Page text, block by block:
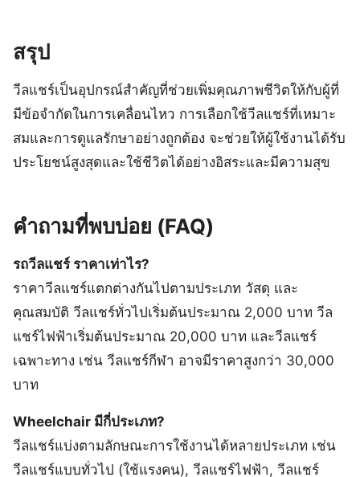
สรุป
วีลแชร์เป็นอุปกรณ์สำคัญที่ช่วยเพิ่มคุณภาพชีวิตให้กับผู้ที่
มีข้อจำกัดในการเคลื่อนไหว การเลือกใช้วีลแชร์ที่เหมาะ
สมและการดูแลรักษาอย่างถูกต้อง จะช่วยให้ผู้ใช้งานได้รับ
ประโยชน์สูงสุดและใช้ชีวิตได้อย่างอิสระและมีความสุข
คำถามที่พบบ่อย (FAQ)
รถวีลแชร์ ราคาเท่าไร?
ราคาวีลแชร์แตกต่างกันไปตามประเภท วัสดุ และ
คุณสมบัติ วีลแชร์ทั่วไปเริ่มต้นประมาณ 2,000 บาท วีล
แชร์ไฟฟ้าเริ่มต้นประมาณ 20,000 บาท และวีลแชร์
เฉพาะทาง เช่น วีลแชร์กีฬา อาจมีราคาสูงกว่า 30,000
บาท
Wheelchair มีกี่ประเภท?
วีลแชร์แบ่งตามลักษณะการใช้งานได้หลายประเภท เช่น
วีลแชร์แบบทั่วไป (ใช้แรงคน), วีลแชร์ไฟฟ้า, วีลแชร์